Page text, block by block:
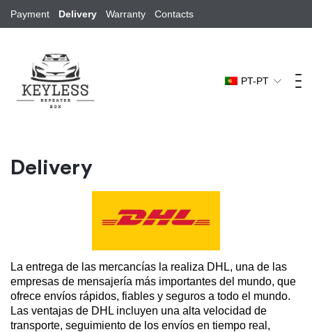
Payment Delivery Warranty Contacts
PT-PT
Delivery
La entrega de las mercancías la realiza DHL, una de las
empresas de mensajería más importantes del mundo, que
ofrece envíos rápidos, fiables y seguros a todo el mundo.
Las ventajas de DHL incluyen una alta velocidad de
transporte, seguimiento de los envíos en tiempo real,